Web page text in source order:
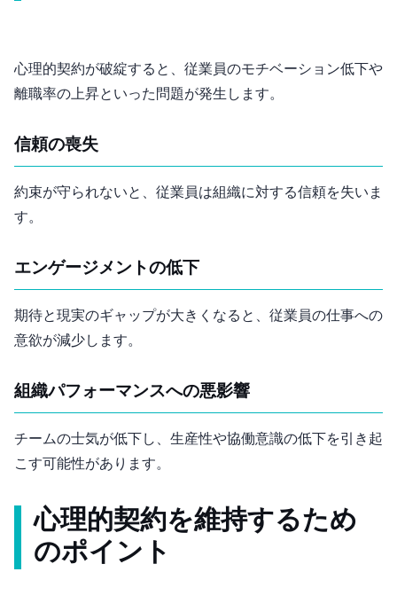
心理的契約が破綻すると、従業員のモチベーション低下や
離職率の上昇といった問題が発生します。
信頼の喪失
約束が守られないと、従業員は組織に対する信頼を失いま
す。
エンゲージメントの低下
期待と現実のギャップが大きくなると、従業員の仕事への
意欲が減少します。
組織パフォーマンスへの悪影響
チームの士気が低下し、生産性や協働意識の低下を引き起
こす可能性があります。
心理的契約を維持するため
のポイント